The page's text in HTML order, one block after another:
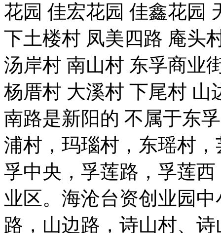
花园 佳宏花园 佳鑫花园
下土楼村 凤美四路 庵头
汤岸村 南山村 东孚商业
杨厝村 大溪村 下尾村 山
南路是新阳的 不属于东
浦村，玛瑙村，东瑶村
孚中央，孚莲路，孚莲
业区。海沧台资创业园
路，山边路，诗山村、